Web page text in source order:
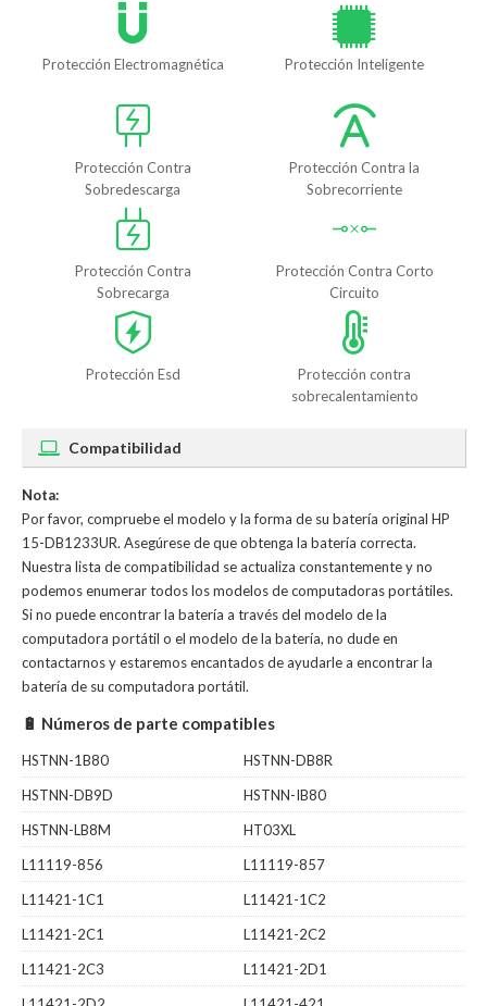
Protección Electromagnética Protección Inteligente
Protección Contra
Sobredescarga
Protección Contra la
Sobrecorriente
Protección Contra
Sobrecarga
Protección Contra Corto
Circuito
Protección Esd
Protección contra
sobrecalentamiento
Compatibilidad
Nota:
Por favor, compruebe el modelo y la forma de su batería original HP
15-DB1233UR. Asegúrese de que obtenga la batería correcta.
Nuestra lista de compatibilidad se actualiza constantemente y no
podemos enumerar todos los modelos de computadoras portátiles.
Si no puede encontrar la batería a través del modelo de la
computadora portátil o el modelo de la batería, no dude en
contactarnos y estaremos encantados de ayudarle a encontrar la
batería de su computadora portátil.
🔋 Números de parte compatibles
HSTNN-1B80
HSTNN-DB8R
HSTNN-DB9D
HSTNN-IB80
HSTNN-LB8M
HT03XL
L11119-856
L11119-857
L11421-1C1
L11421-1C2
L11421-2C1
L11421-2C2
L11421-2C3
L11421-2D1